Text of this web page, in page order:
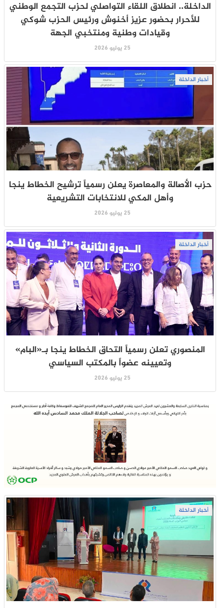
الداخلة.. انطلاق اللقاء التواصلي لحزب التجمع الوطني
للأحرار بحضور عزيز أخنوش ورئيس الحزب شوكي
وقيادات وطنية ومنتخبي الجهة
25 يوليو 2026
أخبار الداخلة
حزب الأصالة والمعاصرة يعلن رسمياً ترشيح الخطاط ينجا
وأهل المكي للانتخابات التشريعية
25 يوليو 2026
أخبار الداخلة
المنصوري تعلن رسمياً التحاق الخطاط ينجا بـ«البام»
وتعيينه عضواً بالمكتب السياسي
25 يوليو 2026
أخبار الداخلة